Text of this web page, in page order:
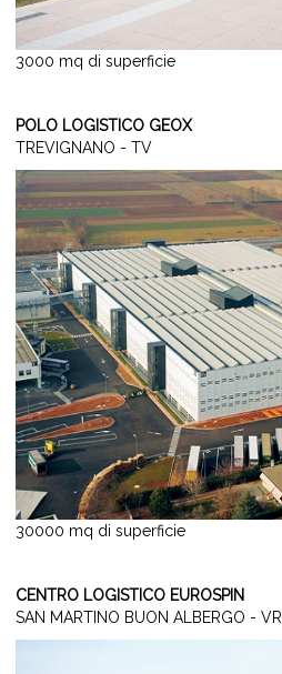
3000 mq di superficie
POLO LOGISTICO GEOX
TREVIGNANO - TV
30000 mq di superficie
CENTRO LOGISTICO EUROSPIN
SAN MARTINO BUON ALBERGO - VR